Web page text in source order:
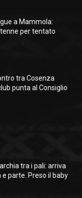
a Mammola:
per tentato
tra Cosenza
punta al Consiglio
tra i pali: arriva
e parte. Preso il baby